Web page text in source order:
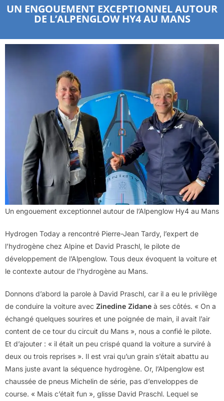
UN ENGOUEMENT EXCEPTIONNEL AUTOUR
DE L’ALPENGLOW HY4 AU MANS
Un engouement exceptionnel autour de l’Alpenglow Hy4 au Mans
Hydrogen Today a rencontré Pierre-Jean Tardy, l’expert de
l’hydrogène chez Alpine et David Praschl, le pilote de
développement de l’Alpenglow. Tous deux évoquent la voiture et
le contexte autour de l’hydrogène au Mans.
Donnons d’abord la parole à David Praschl, car il a eu le privilège
de conduire la voiture avec Zinedine Zidane à ses côtés. « On a
échangé quelques sourires et une poignée de main, il avait l’air
content de ce tour du circuit du Mans », nous a confié le pilote.
Et d’ajouter : « il était un peu crispé quand la voiture a surviré à
deux ou trois reprises ». Il est vrai qu’un grain s’était abattu au
Mans juste avant la séquence hydrogène. Or, l’Alpenglow est
chaussée de pneus Michelin de série, pas d’enveloppes de
course. « Mais c’était fun », glisse David Praschl. Lequel se